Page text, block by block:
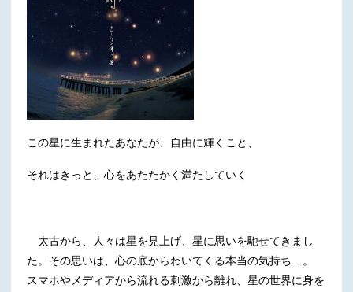
この星に生まれたあなたが、自由に輝くこと、
それはきっと、心をあたたかく満たしていく
太古から、人々は星を見上げ、星に思いを馳せてきまし
た。その思いは、心の底からわいてくる本当の気持ち…。
スマホやメディアから流れる刺激から離れ、星の世界に身を